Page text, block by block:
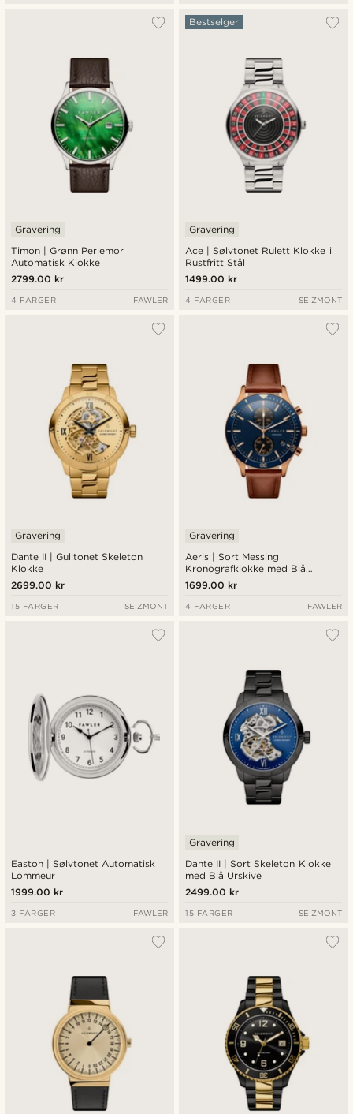
Timon | Grønn Perlemor
Automatisk Klokke
Gravering
2799.00 kr
4 FARGER FAWLER
Ace | Sølvtonet Rulett Klokke i
Rustfritt Stål
Bestselger
Gravering
1499.00 kr
4 FARGER SEIZMONT
Dante II | Gulltonet Skeleton
Klokke
Gravering
2699.00 kr
15 FARGER SEIZMONT
Aeris | Sort Messing
Kronografklokke med Blå
Urskive
Gravering
1699.00 kr
4 FARGER FAWLER
Easton | Sølvtonet Automatisk
Lommeur
1999.00 kr
3 FARGER FAWLER
Dante II | Sort Skeleton Klokke
med Blå Urskive
Gravering
2499.00 kr
15 FARGER SEIZMONT